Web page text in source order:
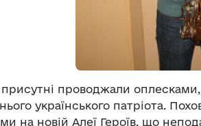
проводжали
українського патріота.
на новій Алеї Героїв, що